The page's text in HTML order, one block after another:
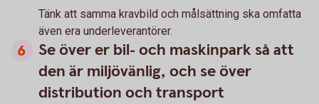
Tänk att samma kravbild och målsättning ska omfatta
även era underleverantörer.
Se över er bil- och maskinpark så att
den är miljövänlig, och se över
distribution och transport